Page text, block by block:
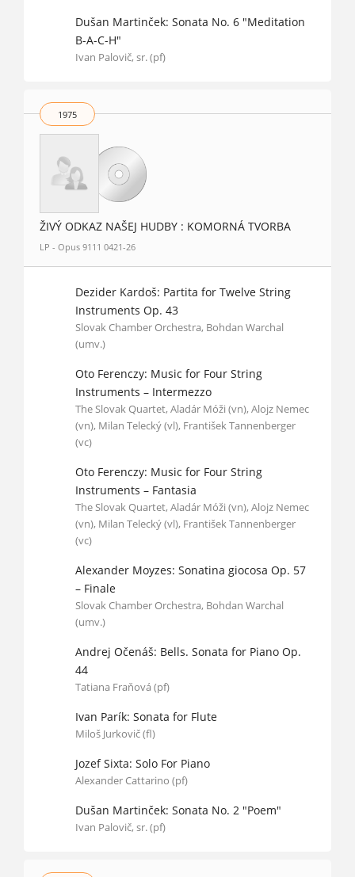
Dušan Martinček: Sonata No. 6 "Meditation
B-A-C-H"
Ivan Palovič, sr. (pf)
1975
ŽIVÝ ODKAZ NAŠEJ HUDBY : KOMORNÁ TVORBA
LP - Opus 9111 0421-26
Dezider Kardoš: Partita for Twelve String
Instruments Op. 43
Slovak Chamber Orchestra, Bohdan Warchal
(umv.)
Oto Ferenczy: Music for Four String
Instruments – Intermezzo
The Slovak Quartet, Aladár Móži (vn), Alojz Nemec
(vn), Milan Telecký (vl), František Tannenberger
(vc)
Oto Ferenczy: Music for Four String
Instruments – Fantasia
The Slovak Quartet, Aladár Móži (vn), Alojz Nemec
(vn), Milan Telecký (vl), František Tannenberger
(vc)
Alexander Moyzes: Sonatina giocosa Op. 57
– Finale
Slovak Chamber Orchestra, Bohdan Warchal
(umv.)
Andrej Očenáš: Bells. Sonata for Piano Op.
44
Tatiana Fraňová (pf)
Ivan Parík: Sonata for Flute
Miloš Jurkovič (fl)
Jozef Sixta: Solo For Piano
Alexander Cattarino (pf)
Dušan Martinček: Sonata No. 2 "Poem"
Ivan Palovič, sr. (pf)